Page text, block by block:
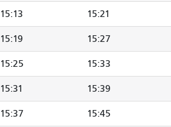
15:13 15:21
15:19 15:27
15:25 15:33
15:31 15:39
15:37 15:45